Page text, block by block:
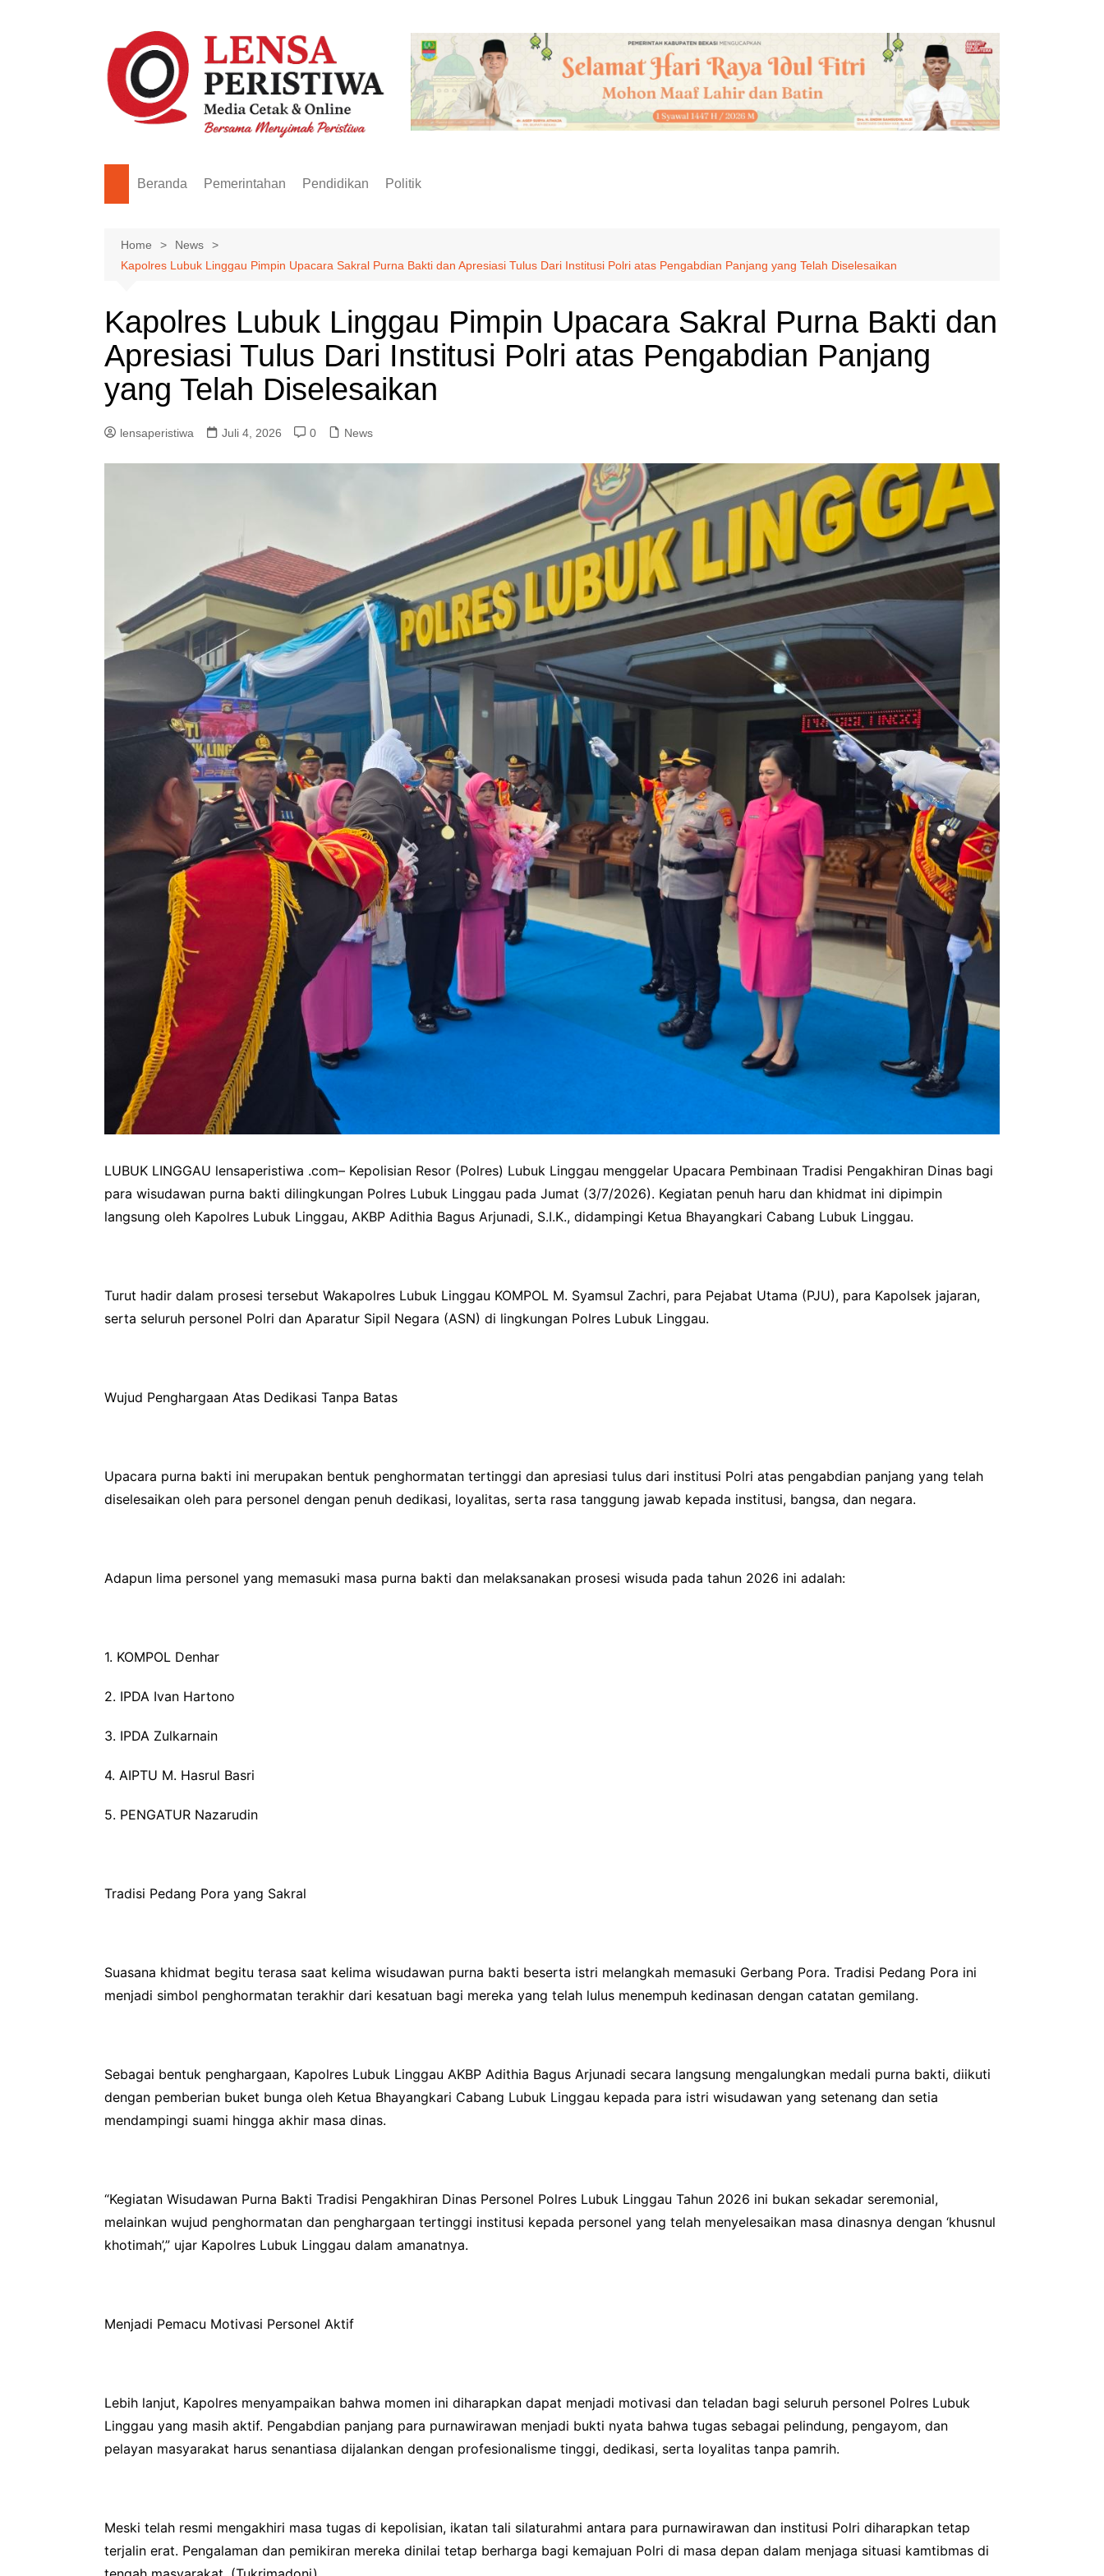
Beranda Pemerintahan Pendidikan Politik
Home
News
Kapolres Lubuk Linggau Pimpin Upacara Sakral Purna Bakti dan Apresiasi Tulus Dari Institusi Polri atas Pengabdian Panjang yang Telah Diselesaikan
Kapolres Lubuk Linggau Pimpin Upacara Sakral Purna Bakti dan
Apresiasi Tulus Dari Institusi Polri atas Pengabdian Panjang
yang Telah Diselesaikan
lensaperistiwa Juli 4, 2026 0 News
LUBUK LINGGAU lensaperistiwa .com– Kepolisian Resor (Polres) Lubuk Linggau menggelar Upacara Pembinaan Tradisi Pengakhiran Dinas bagi
para wisudawan purna bakti dilingkungan Polres Lubuk Linggau pada Jumat (3/7/2026). Kegiatan penuh haru dan khidmat ini dipimpin
langsung oleh Kapolres Lubuk Linggau, AKBP Adithia Bagus Arjunadi, S.I.K., didampingi Ketua Bhayangkari Cabang Lubuk Linggau.
Turut hadir dalam prosesi tersebut Wakapolres Lubuk Linggau KOMPOL M. Syamsul Zachri, para Pejabat Utama (PJU), para Kapolsek jajaran,
serta seluruh personel Polri dan Aparatur Sipil Negara (ASN) di lingkungan Polres Lubuk Linggau.
Wujud Penghargaan Atas Dedikasi Tanpa Batas
Upacara purna bakti ini merupakan bentuk penghormatan tertinggi dan apresiasi tulus dari institusi Polri atas pengabdian panjang yang telah
diselesaikan oleh para personel dengan penuh dedikasi, loyalitas, serta rasa tanggung jawab kepada institusi, bangsa, dan negara.
Adapun lima personel yang memasuki masa purna bakti dan melaksanakan prosesi wisuda pada tahun 2026 ini adalah:
1. KOMPOL Denhar
2. IPDA Ivan Hartono
3. IPDA Zulkarnain
4. AIPTU M. Hasrul Basri
5. PENGATUR Nazarudin
Tradisi Pedang Pora yang Sakral
Suasana khidmat begitu terasa saat kelima wisudawan purna bakti beserta istri melangkah memasuki Gerbang Pora. Tradisi Pedang Pora ini
menjadi simbol penghormatan terakhir dari kesatuan bagi mereka yang telah lulus menempuh kedinasan dengan catatan gemilang.
Sebagai bentuk penghargaan, Kapolres Lubuk Linggau AKBP Adithia Bagus Arjunadi secara langsung mengalungkan medali purna bakti, diikuti
dengan pemberian buket bunga oleh Ketua Bhayangkari Cabang Lubuk Linggau kepada para istri wisudawan yang setenang dan setia
mendampingi suami hingga akhir masa dinas.
“Kegiatan Wisudawan Purna Bakti Tradisi Pengakhiran Dinas Personel Polres Lubuk Linggau Tahun 2026 ini bukan sekadar seremonial,
melainkan wujud penghormatan dan penghargaan tertinggi institusi kepada personel yang telah menyelesaikan masa dinasnya dengan ‘khusnul
khotimah’,” ujar Kapolres Lubuk Linggau dalam amanatnya.
Menjadi Pemacu Motivasi Personel Aktif
Lebih lanjut, Kapolres menyampaikan bahwa momen ini diharapkan dapat menjadi motivasi dan teladan bagi seluruh personel Polres Lubuk
Linggau yang masih aktif. Pengabdian panjang para purnawirawan menjadi bukti nyata bahwa tugas sebagai pelindung, pengayom, dan
pelayan masyarakat harus senantiasa dijalankan dengan profesionalisme tinggi, dedikasi, serta loyalitas tanpa pamrih.
Meski telah resmi mengakhiri masa tugas di kepolisian, ikatan tali silaturahmi antara para purnawirawan dan institusi Polri diharapkan tetap
terjalin erat. Pengalaman dan pemikiran mereka dinilai tetap berharga bagi kemajuan Polri di masa depan dalam menjaga situasi kamtibmas di